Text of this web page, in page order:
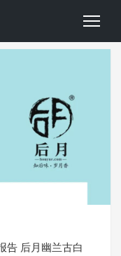
告 后月幽兰古白